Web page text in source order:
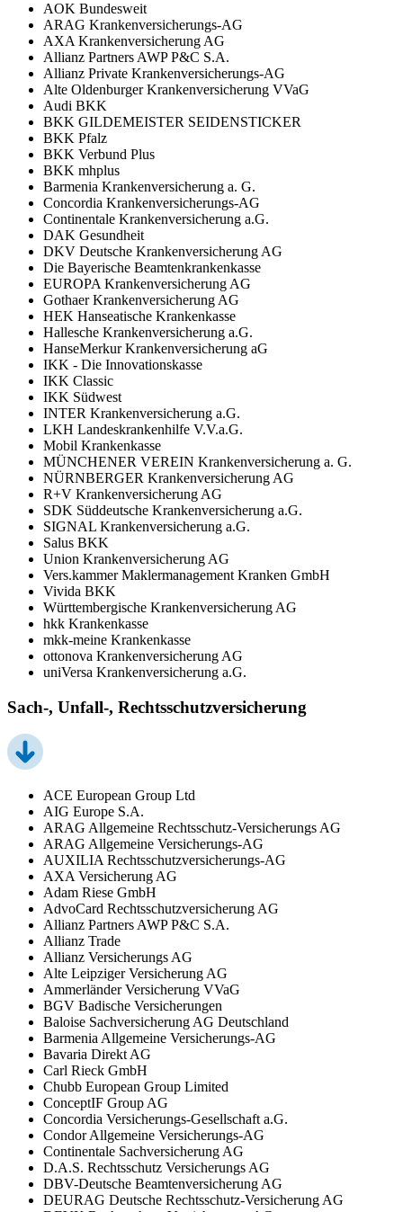
AOK Bundesweit
ARAG Krankenversicherungs-AG
AXA Krankenversicherung AG
Allianz Partners AWP P&C S.A.
Allianz Private Krankenversicherungs-AG
Alte Oldenburger Krankenversicherung VVaG
Audi BKK
BKK GILDEMEISTER SEIDENSTICKER
BKK Pfalz
BKK Verbund Plus
BKK mhplus
Barmenia Krankenversicherung a. G.
Concordia Krankenversicherungs-AG
Continentale Krankenversicherung a.G.
DAK Gesundheit
DKV Deutsche Krankenversicherung AG
Die Bayerische Beamtenkrankenkasse
EUROPA Krankenversicherung AG
Gothaer Krankenversicherung AG
HEK Hanseatische Krankenkasse
Hallesche Krankenversicherung a.G.
HanseMerkur Krankenversicherung aG
IKK - Die Innovationskasse
IKK Classic
IKK Südwest
INTER Krankenversicherung a.G.
LKH Landeskrankenhilfe V.V.a.G.
Mobil Krankenkasse
MÜNCHENER VEREIN Krankenversicherung a. G.
NÜRNBERGER Krankenversicherung AG
R+V Krankenversicherung AG
SDK Süddeutsche Krankenversicherung a.G.
SIGNAL Krankenversicherung a.G.
Salus BKK
Union Krankenversicherung AG
Vers.kammer Maklermanagement Kranken GmbH
Vivida BKK
Württembergische Krankenversicherung AG
hkk Krankenkasse
mkk-meine Krankenkasse
ottonova Krankenversicherung AG
uniVersa Krankenversicherung a.G.
Sach-, Unfall-, Rechtsschutzversicherung
ACE European Group Ltd
AIG Europe S.A.
ARAG Allgemeine Rechtsschutz-Versicherungs AG
ARAG Allgemeine Versicherungs-AG
AUXILIA Rechtsschutzversicherungs-AG
AXA Versicherung AG
Adam Riese GmbH
AdvoCard Rechtsschutzversicherung AG
Allianz Partners AWP P&C S.A.
Allianz Trade
Allianz Versicherungs AG
Alte Leipziger Versicherung AG
Ammerländer Versicherung VVaG
BGV Badische Versicherungen
Baloise Sachversicherung AG Deutschland
Barmenia Allgemeine Versicherungs-AG
Bavaria Direkt AG
Carl Rieck GmbH
Chubb European Group Limited
ConceptIF Group AG
Concordia Versicherungs-Gesellschaft a.G.
Condor Allgemeine Versicherungs-AG
Continentale Sachversicherung AG
D.A.S. Rechtsschutz Versicherungs AG
DBV-Deutsche Beamtenversicherung AG
DEURAG Deutsche Rechtsschutz-Versicherung AG